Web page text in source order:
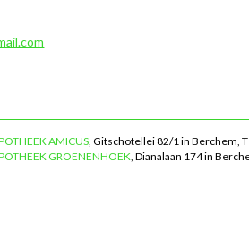
AMICUS, Gitschotellei 82/1 in Berchem, T
GROENENHOEK, Dianalaan 174 in